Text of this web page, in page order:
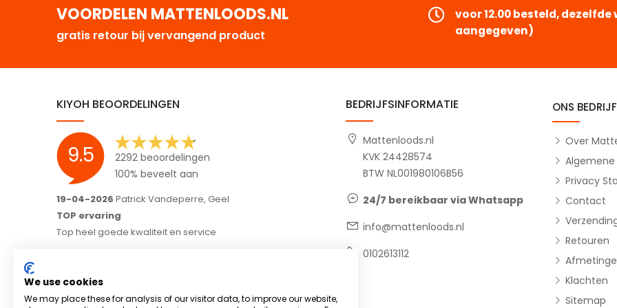
VOORDELEN MATTENLOODS.NL
gratis retour bij vervangend product
voor 12.00 besteld,
aangegeven)
KIYOH BEOORDELINGEN
9.5
2292 beoordelingen
100% beveelt aan
16-04-2026 Hoveniers Arjo B.V., Garderen-Ermelo
Meedenken in je wensen en correct alle afspraken
nakomen;)
15-04-2026Jeanette, Woudenberg
14-
Top
kreeg
of ik
ook
mijn
BEDRIJFSINFORMATIE
Mattenloods.nl
KVK 24428574
BTW NL001980106B56
24/7 bereikbaar via Whatsapp
info@mattenloods.nl
0102613112
ONS BEDRIJF
Over
Privacy
Contact
Retouren
Klachten
Sitemap
We use cookies
We may place these for analysis of our visitor data, to improve our website,